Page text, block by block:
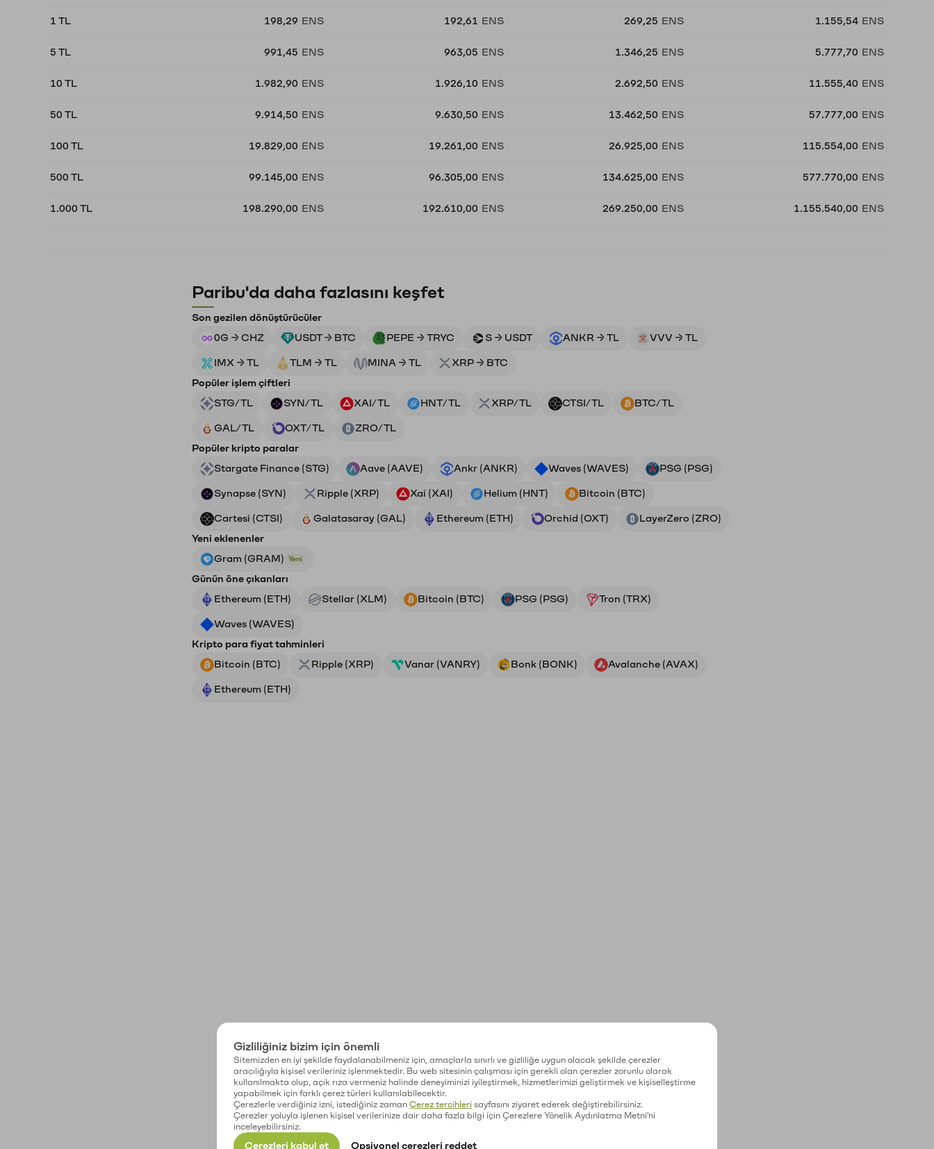
1 TL 198,29 ENS 192,61 ENS 269,25 ENS 1.155,54 ENS
5 TL 991,45 ENS 963,05 ENS 1.346,25 ENS 5.777,70 ENS
10 TL 1.982,90 ENS 1.926,10 ENS 2.692,50 ENS 11.555,40 ENS
50 TL 9.914,50 ENS 9.630,50 ENS 13.462,50 ENS 57.777,00 ENS
100 TL 19.829,00 ENS 19.261,00 ENS 26.925,00 ENS 115.554,00 ENS
500 TL 99.145,00 ENS 96.305,00 ENS 134.625,00 ENS 577.770,00 ENS
1.000 TL 198.290,00 ENS 192.610,00 ENS 269.250,00 ENS 1.155.540,00 ENS
Paribu'da daha fazlasını keşfet
Son gezilen dönüştürücüler
0G → CHZ
USDT → BTC PEPE → TRYC S → USDT ANKR → TL VVV → TL
IMX → TL TLM → TL MINA → TL
XRP → BTC
Popüler işlem çiftleri
STG/TL
SYN/TL XAI/TL HNT/TL XRP/TL CTSI/TL BTC/TL
GAL/TL OXT/TL
ZRO/TL
Popüler kripto paralar
Stargate Finance (STG)
Aave (AAVE) Ankr (ANKR) Waves (WAVES) PSG (PSG)
Synapse (SYN) Ripple (XRP) Xai (XAI) Helium (HNT) Bitcoin (BTC)
Cartesi (CTSI) Galatasaray (GAL) Ethereum (ETH) Orchid (OXT)
LayerZero (ZRO)
Yeni eklenenler
Gram (GRAM)
Yeni
Günün öne çıkanları
Ethereum (ETH)
Stellar (XLM) Bitcoin (BTC) PSG (PSG) Tron (TRX)
Waves (WAVES)
Kripto para fiyat tahminleri
Bitcoin (BTC)
Ripple (XRP) Vanar (VANRY) Bonk (BONK) Avalanche (AVAX)
Ethereum (ETH)
Gizliliğiniz bizim için önemli
Sitemizden en iyi şekilde faydalanabilmeniz için, amaçlarla sınırlı ve gizliliğe uygun olacak şekilde çerezler
aracılığıyla kişisel verileriniz işlenmektedir. Bu web sitesinin çalışması için gerekli olan çerezler zorunlu olarak
kullanılmakta olup, açık rıza vermeniz halinde deneyiminizi iyileştirmek, hizmetlerimizi geliştirmek ve kişiselleştirme
yapabilmek için farklı çerez türleri kullanılabilecektir.
Çerezlerle verdiğiniz izni, istediğiniz zaman Çerez tercihleri sayfasını ziyaret ederek değiştirebilirsiniz.
Çerezler yoluyla işlenen kişisel verilerinize dair daha fazla bilgi için Çerezlere Yönelik Aydınlatma Metni'ni
inceleyebilirsiniz.
Çerezleri kabul et Opsiyonel çerezleri reddet